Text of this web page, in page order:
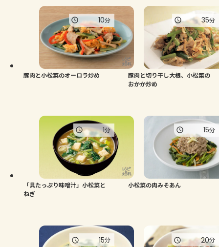
豚肉と小松菜のオーロラ炒め
10分
豚肉と切り干し大根、小松菜の
おかか炒め
35分
「具たっぷり味噌汁」小松菜と
ねぎ
1分
小松菜の肉みそあん
15分
15分 20分